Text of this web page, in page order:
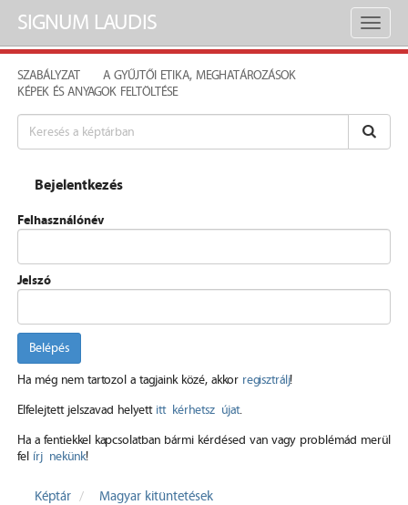
Toggle
SIGNUM LAUDIS
SZABÁLYZAT
A GYŰJTŐI ETIKA, MEGHATÁROZÁSOK
KÉPEK ÉS ANYAGOK FELTÖLTÉSE
Bejelentkezés
Felhasználónév
Jelszó
Belépés
Ha még nem tartozol a tagjaink közé, akkor regisztrálj!
Elfelejtett jelszavad helyett itt kérhetsz újat.
Ha a fentiekkel kapcsolatban bármi kérdésed van vagy problémád merül
fel írj nekünk!
Képtár
Magyar kitüntetések